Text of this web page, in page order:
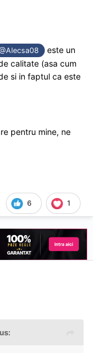
este un
calitate (asa cum
si in faptul ca este
pentru mine, ne
6 1